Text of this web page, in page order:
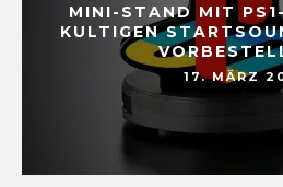
MINI-STAND MIT
KULTIGEN
17. MÄRZ